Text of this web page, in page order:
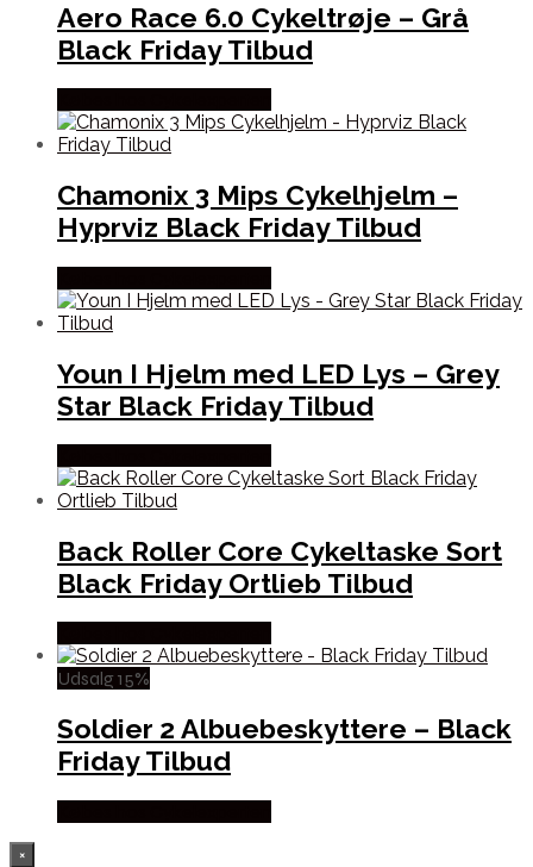
Aero Race 6.0 Cykeltrøje – Grå
Black Friday Tilbud
Chamonix 3 Mips Cykelhjelm –
Hyprviz Black Friday Tilbud
Youn I Hjelm med LED Lys – Grey
Star Black Friday Tilbud
Back Roller Core Cykeltaske Sort
Black Friday Ortlieb Tilbud
Udsalg 15%
Soldier 2 Albuebeskyttere – Black
Friday Tilbud
×